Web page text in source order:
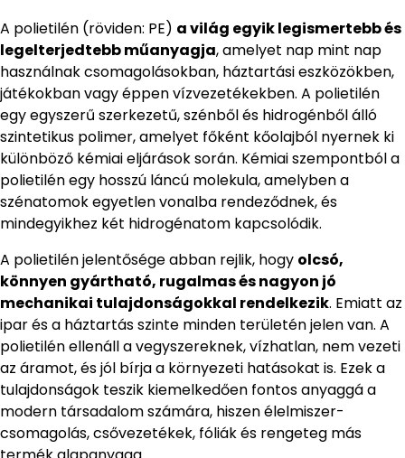
A polietilén (röviden: PE) a világ egyik legismertebb és
legelterjedtebb műanyagja, amelyet nap mint nap
használnak csomagolásokban, háztartási eszközökben,
játékokban vagy éppen vízvezetékekben. A polietilén
egy egyszerű szerkezetű, szénből és hidrogénből álló
szintetikus polimer, amelyet főként kőolajból nyernek ki
különböző kémiai eljárások során. Kémiai szempontból a
polietilén egy hosszú láncú molekula, amelyben a
szénatomok egyetlen vonalba rendeződnek, és
mindegyikhez két hidrogénatom kapcsolódik.
A polietilén jelentősége abban rejlik, hogy olcsó,
könnyen gyártható, rugalmas és nagyon jó
mechanikai tulajdonságokkal rendelkezik. Emiatt az
ipar és a háztartás szinte minden területén jelen van. A
polietilén ellenáll a vegyszereknek, vízhatlan, nem vezeti
az áramot, és jól bírja a környezeti hatásokat is. Ezek a
tulajdonságok teszik kiemelkedően fontos anyaggá a
modern társadalom számára, hiszen élelmiszer-
csomagolás, csővezetékek, fóliák és rengeteg más